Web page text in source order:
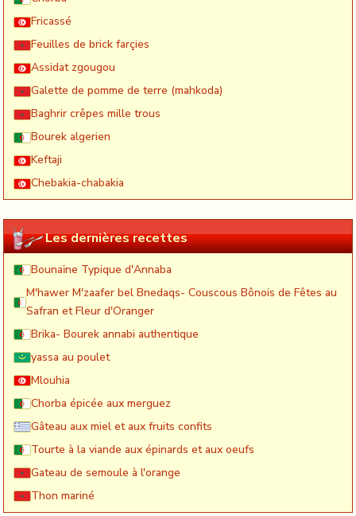
Fricassé
Feuilles de brick farçies
Assidat zgougou
Galette de pomme de terre (mahkoda)
Baghrir crêpes mille trous
Bourek algerien
Keftaji
Chebakia-chabakia
Les dernières recettes
Bounaïne Typique d'Annaba
M'hawer M'zaafer bel Bnedaqs- Couscous Bônois de Fêtes au
Safran et Fleur d'Oranger
Brika- Bourek annabi authentique
yassa au poulet
Mlouhia
Chorba épicée aux merguez
Gâteau aux miel et aux fruits confits
Tourte à la viande aux épinards et aux oeufs
Gateau de semoule à l'orange
Thon mariné